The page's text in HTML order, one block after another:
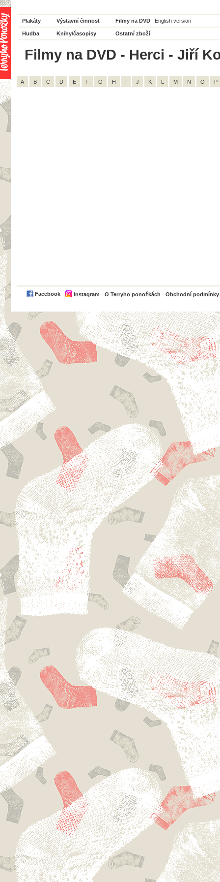
Plakáty Výstavní činnost Filmy na DVD English version
Hudba Knihy/časopisy Ostatní zboží
Filmy na DVD - Herci - Jiří
A B C D E F G H I J K L M N O P
Facebook Instagram O Terryho ponožkách Obchodní podmínky
PayPal